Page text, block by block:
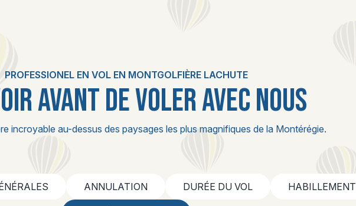
PROFESSIONEL EN VOL EN MONTGOLFIÈRE LACHUTE
AVANT DE VOLER AVEC NOUS
incroyable au-dessus des paysages les plus magnifiques de la Montérégie.
ANNULATION DURÉE DU VOL HABILLEMENT